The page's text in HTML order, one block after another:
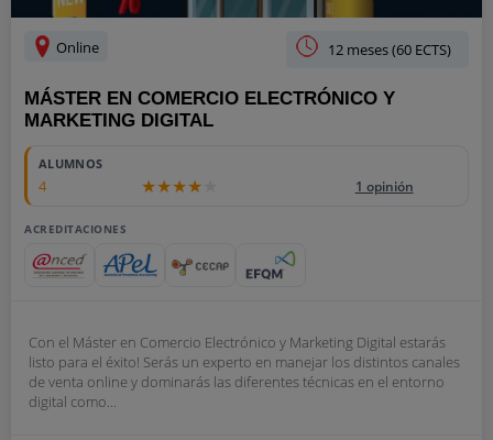
Online 12 meses (60 ECTS)
MÁSTER EN COMERCIO ELECTRÓNICO Y
MARKETING DIGITAL
ALUMNOS
4 1 opinión
ACREDITACIONES
Con el Máster en Comercio Electrónico y Marketing Digital estarás
listo para el éxito! Serás un experto en manejar los distintos canales
de venta online y dominarás las diferentes técnicas en el entorno
digital como...